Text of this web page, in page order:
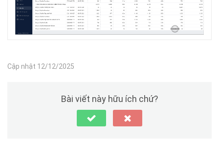
Cập nhật 12/12/2025
Bài viết này hữu ích chứ?